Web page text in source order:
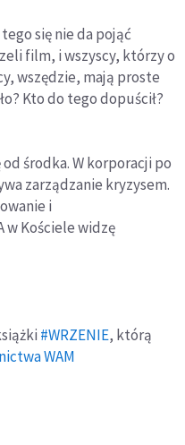
się nie da pojąć
film, i wszyscy, którzy o
wszędzie, mają proste
Kto do tego dopuścił?
środka. W korporacji po
zarządzanie kryzysem.
i
w Kościele widzę
#WRZENIE, którą
WAM